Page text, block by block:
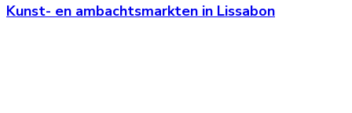
Kunst- en ambachtsmarkten in Lissabon